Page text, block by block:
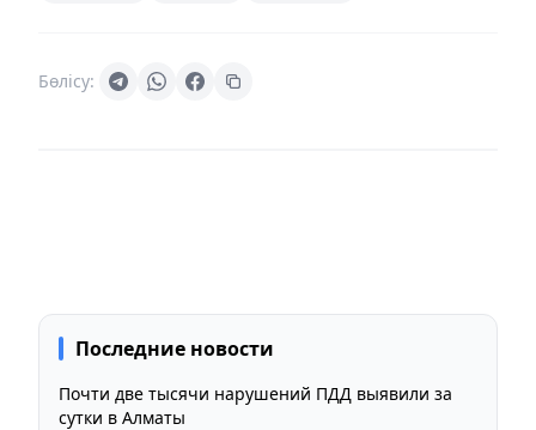
Бөлісу:
Последние новости
Почти две тысячи нарушений ПДД выявили за
сутки в Алматы